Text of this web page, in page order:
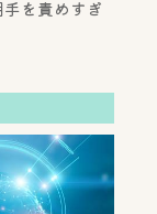
を責めすぎ